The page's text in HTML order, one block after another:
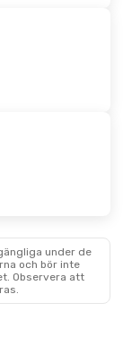
under de
och bör inte
Observera att